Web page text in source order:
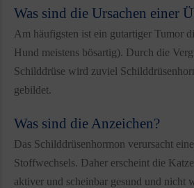
Was sind die Ursachen einer
Am häufigsten ist ein gutartiger Tumor
Hund meistens bösartig). Durch die
Schilddrüse wird zuviel
gebildet.
Was sind die Anzeichen?
Das Schilddrüsenhormon verursacht
Stoffwechsels. Daher erscheint die
aktiver und scheinbar gesund und nicht